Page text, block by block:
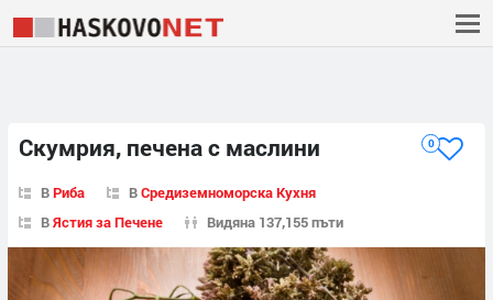
Скумрия, печена с маслини 0
ВРиба ВСредиземноморска Кухня
ВЯстия за Печене Видяна 137,155 пъти